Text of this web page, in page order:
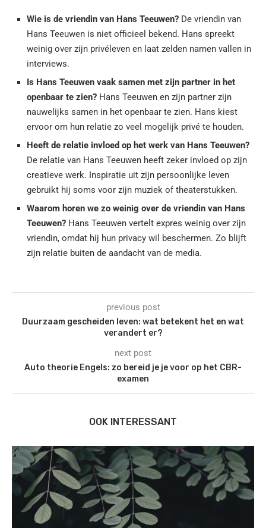
Wie is de vriendin van Hans Teeuwen? De vriendin van
Hans Teeuwen is niet officieel bekend. Hans spreekt
weinig over zijn privéleven en laat zelden namen vallen in
interviews.
Is Hans Teeuwen vaak samen met zijn partner in het
openbaar te zien? Hans Teeuwen en zijn partner zijn
nauwelijks samen in het openbaar te zien. Hans kiest
ervoor om hun relatie zo veel mogelijk privé te houden.
Heeft de relatie invloed op het werk van Hans Teeuwen?
De relatie van Hans Teeuwen heeft zeker invloed op zijn
creatieve werk. Inspiratie uit zijn persoonlijke leven
gebruikt hij soms voor zijn muziek of theaterstukken.
Waarom horen we zo weinig over de vriendin van Hans
Teeuwen? Hans Teeuwen vertelt expres weinig over zijn
vriendin, omdat hij hun privacy wil beschermen. Zo blijft
zijn relatie buiten de aandacht van de media.
previous post
Duurzaam gescheiden leven: wat betekent het en wat
verandert er?
next post
Auto theorie Engels: zo bereid je je voor op het CBR-
examen
OOK INTERESSANT